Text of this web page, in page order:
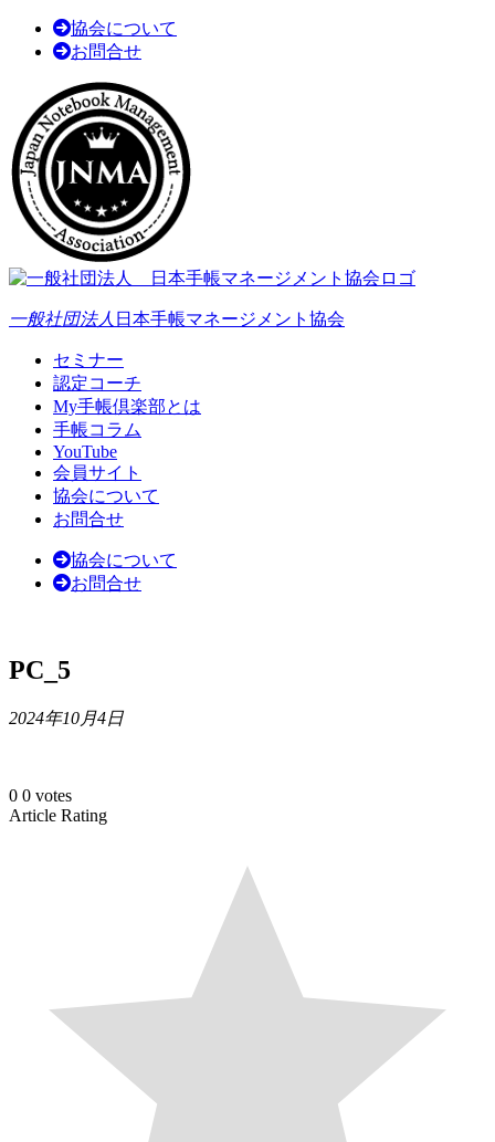
協会について
お問合せ
一般社団法人 日本手帳マネージメント協会
セミナー
認定コーチ
My手帳倶楽部とは
手帳コラム
YouTube
会員サイト
協会について
お問合せ
協会について
お問合せ
PC_5
2024年10月4日
0 0 votes
Article Rating